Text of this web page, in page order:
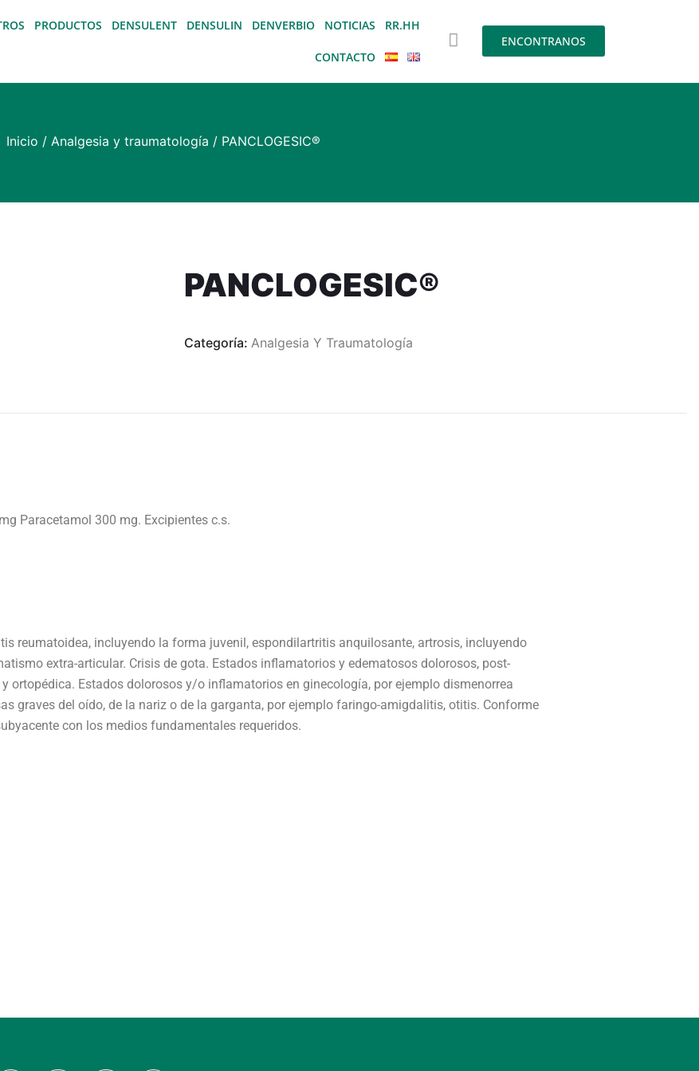
PRODUCTOS DENSULENT DENSULIN DENVERBIO NOTICIAS RR.HH
CONTACTO
ENCONTRANOS
Inicio / Analgesia y traumatología / PANCLOGESIC®
PANCLOGESIC®
Categoría: Analgesia Y Traumatología
Paracetamol 300 mg. Excipientes c.s.
reumatoidea, incluyendo la forma juvenil, espondilartritis anquilosante, artrosis, incluyendo
extra-articular. Crisis de gota. Estados inflamatorios y edematosos dolorosos, post-
ortopédica. Estados dolorosos y/o inflamatorios en ginecología, por ejemplo dismenorrea
graves del oído, de la nariz o de la garganta, por ejemplo faringo-amigdalitis, otitis. Conforme
con los medios fundamentales requeridos.